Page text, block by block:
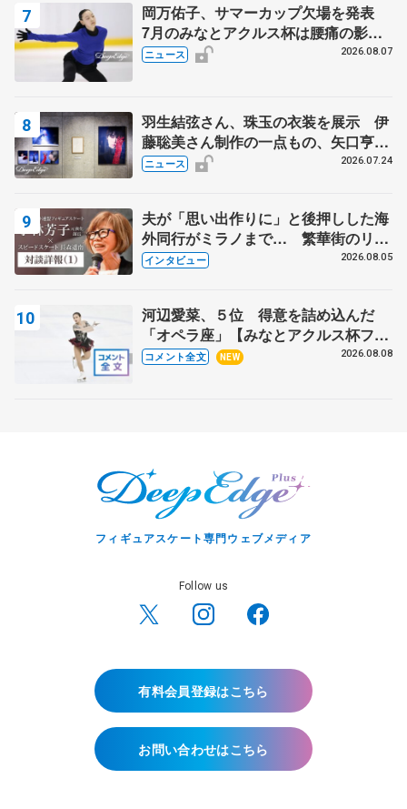
岡万佑子、サマーカップ欠場を発表
7月のみなとアクルス杯は腰痛の影響
で
ニュース 2026.08.07
羽生結弦さん、珠玉の衣装を展示 伊
藤聡美さん制作の一点もの、矢口亨さ
んが撮影
ニュース 2026.07.24
夫が「思い出作りに」と後押しした海
外同行がミラノまで… 繁華街のリン
クでは不良のお兄さんも味方に 小林
インタビュー 2026.08.05
河辺愛菜、５位 得意を詰め込んだ
「オペラ座」【みなとアクルス杯フリ
ー】
コメント全文 NEW 2026.08.08
フィギュアスケート専門ウェブメディア
Follow us
有料会員登録はこちら
お問い合わせはこちら